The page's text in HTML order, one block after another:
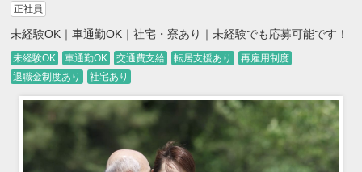
正社員
未経験OK｜車通勤OK｜社宅・寮あり｜未経験でも応募可能です！
未経験OK 車通勤OK 交通費支給 転居支援あり
再雇用制度
退職金制度あり
社宅あり